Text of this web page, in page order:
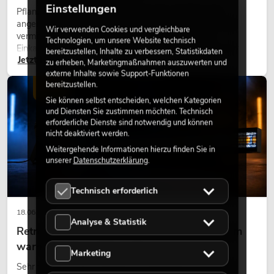
Pflanzen machen Räume lebendig. Sie schaffen eine
angenehme Atmosphäre, verbessern das Ambiente und
vermitteln Natürlichkeit. Ob in Hotels, Restaurants,
Einkaufszentren, Bürogebäuden oder auf Messeständen:
eine hochwertige Begrünung gehört heute längst zum
modernen Raumkonzept.
Jetzt lesen
18.06.2026
Retro-Licht im modernen Lichtdesign: Warum
warmes Licht wieder wirkt
Sehr warmes Licht, sichtbare Leuchtflächen und farbige
LICHT
Einstellungen
Wir verwenden Cookies und vergleichbare
Technologien, um unsere Website technisch
bereitzustellen, Inhalte zu verbessern, Statistikdaten
zu erheben, Marketingmaßnahmen auszuwerten und
externe Inhalte sowie Support-Funktionen
bereitzustellen.
Sie können selbst entscheiden, welchen Kategorien
und Diensten Sie zustimmen möchten. Technisch
erforderliche Dienste sind notwendig und können
nicht deaktiviert werden.
Weitergehende Informationen hierzu finden Sie in
unsererDatenschutzerklärung.
Technisch erforderlich
Analyse & Statistik
Marketing